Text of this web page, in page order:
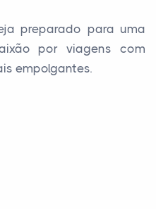
preparado para uma
por viagens com
empolgantes.